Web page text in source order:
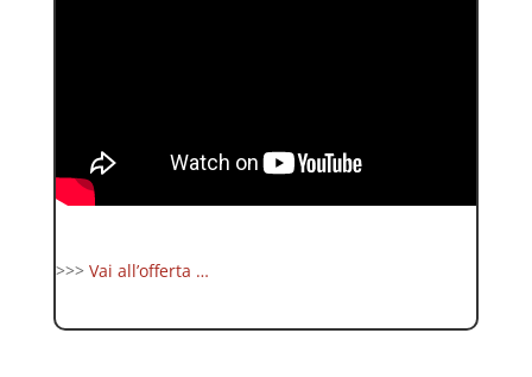
>>> Vai all’offerta …